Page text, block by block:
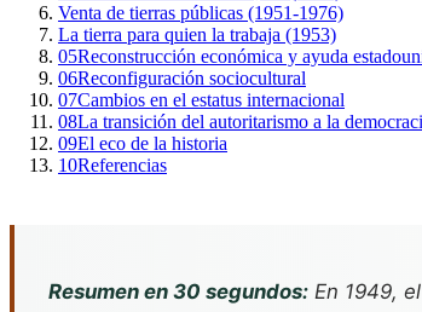
Venta de tierras públicas (1951-1976)
La tierra para quien la trabaja (1953)
05Reconstrucción económica y ayuda
06Reconfiguración sociocultural
07Cambios en el estatus internacional
08La transición del autoritarismo a la
09El eco de la historia
10Referencias
Resumen en 30 segundos: En 1949,